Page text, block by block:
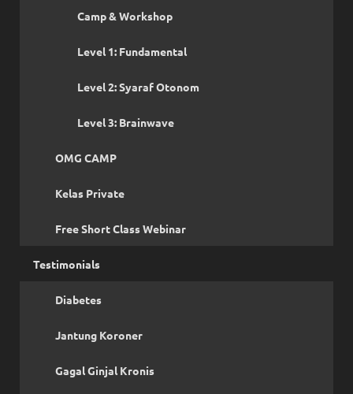
Camp & Workshop
Level 1: Fundamental
Level 2: Syaraf Otonom
Level 3: Brainwave
OMG CAMP
Kelas Private
Free Short Class Webinar
Testimonials
Diabetes
Jantung Koroner
Gagal Ginjal Kronis